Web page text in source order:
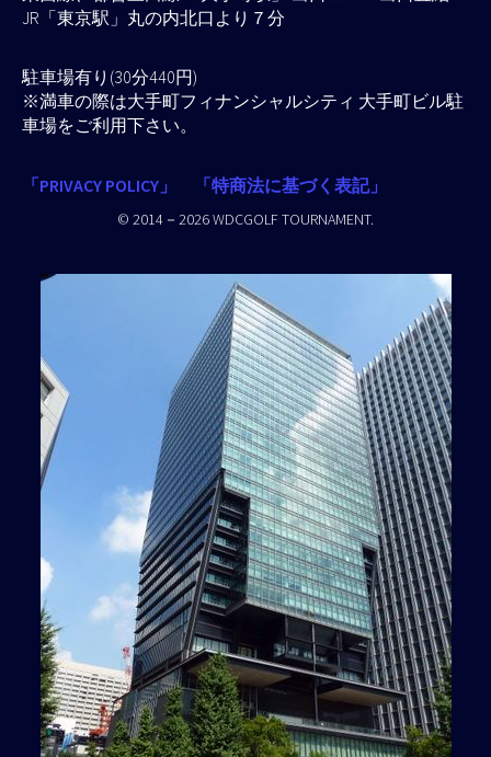
JR「東京駅」丸の内北口より７分
駐車場有り(30分440円)
※満車の際は大手町フィナンシャルシティ 大手町ビル駐
車場をご利用下さい。
「PRIVACY POLICY」 「特商法に基づく表記」
© 2014－2026 WDCGOLF TOURNAMENT.